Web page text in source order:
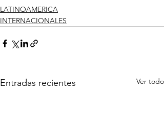
LATINOAMERICA
INTERNACIONALES
Entradas recientes Ver todo